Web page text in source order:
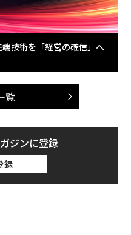
技術を「経営の確信」へ
覧
ジンに登録
録